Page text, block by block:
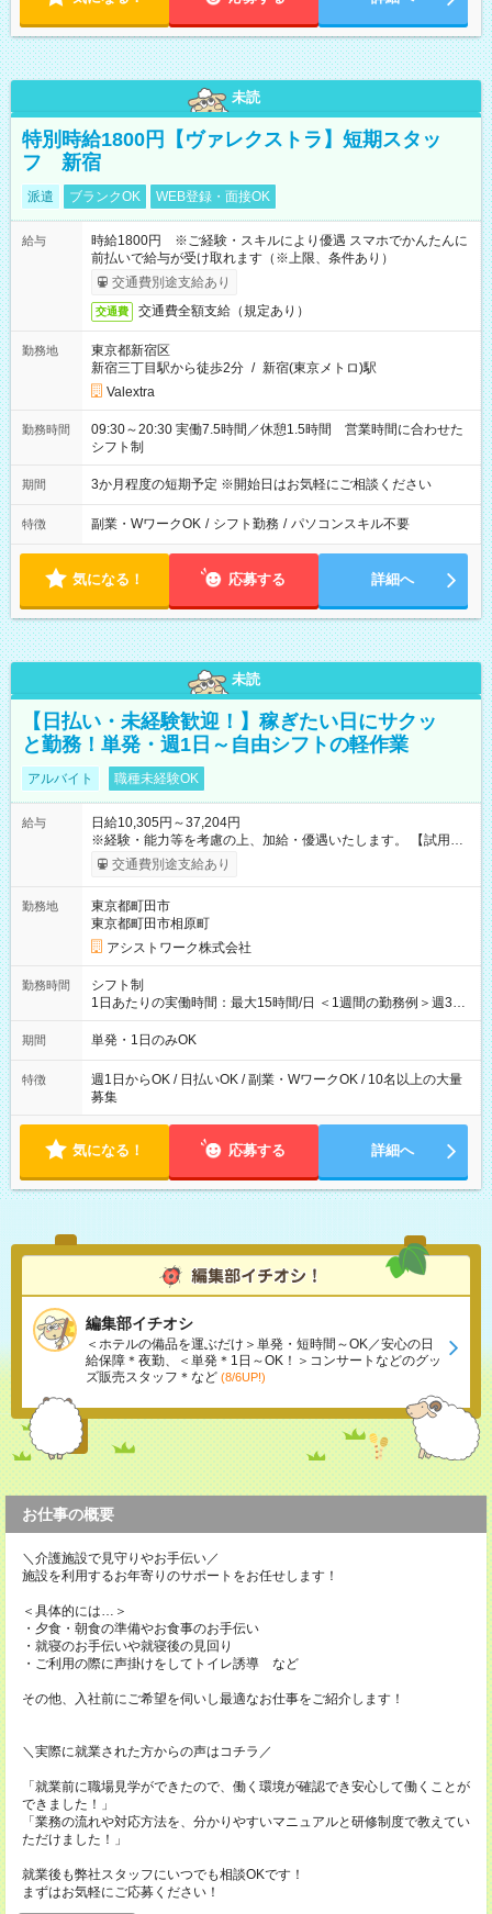
未読
特別時給1800円【ヴァレクストラ】短期スタッ
フ 新宿
派遣 ブランクOK WEB登録・面接OK
給与
時給1800円 ※ご経験・スキルにより優遇 スマホでかんたんに
前払いで給与が受け取れます（※上限、条件あり）
交通費別途支給あり
交通費 交通費全額支給（規定あり）
勤務地
東京都新宿区
新宿三丁目駅から徒歩2分 / 新宿(東京メトロ)駅
Valextra
勤務時間
09:30～20:30 実働7.5時間／休憩1.5時間 営業時間に合わせた
シフト制
期間 3か月程度の短期予定 ※開始日はお気軽にご相談ください
特徴 副業・WワークOK / シフト勤務 / パソコンスキル不要
気になる！ 応募する 詳細へ
未読
【日払い・未経験歓迎！】稼ぎたい日にサクッ
と勤務！単発・週1日～自由シフトの軽作業
アルバイト 職種未経験OK
給与
日給10,305円～37,204円
※経験・能力等を考慮の上、加給・優遇いたします。 【試用期
間】試用期間なし
交通費別途支給あり
勤務地
東京都町田市
東京都町田市相原町
アシストワーク株式会社
勤務時間
シフト制
1日あたりの実働時間：最大15時間/日 ＜1週間の勤務例＞週3回
勤務 勤務：月・水・金 休み：火・木・土・日 好きな時にお仕事
可能です！ ※1日あたりの最大実働時間は日勤、夜勤共に勤務し
期間 単発・1日のみOK
特徴
週1日からOK / 日払いOK / 副業・WワークOK / 10名以上の大量
募集
気になる！ 応募する 詳細へ
編集部イチオシ
＜ホテルの備品を運ぶだけ＞単発・短時間～OK／安心の日
給保障＊夜勤、＜単発＊1日～OK！＞コンサートなどのグッ
ズ販売スタッフ＊など (8/6UP!)
お仕事の概要
＼介護施設で見守りやお手伝い／
施設を利用するお年寄りのサポートをお任せします！
＜具体的には…＞
・夕食・朝食の準備やお食事のお手伝い
・就寝のお手伝いや就寝後の見回り
・ご利用の際に声掛けをしてトイレ誘導 など
その他、入社前にご希望を伺いし最適なお仕事をご紹介します！
＼実際に就業された方からの声はコチラ／
「就業前に職場見学ができたので、働く環境が確認でき安心して働くことが
できました！」
「業務の流れや対応方法を、分かりやすいマニュアルと研修制度で教えてい
ただけました！」
就業後も弊社スタッフにいつでも相談OKです！
まずはお気軽にご応募ください！